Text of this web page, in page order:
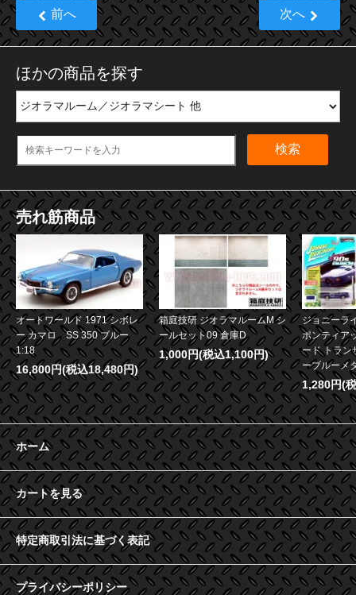
前へ 次へ
ほかの商品を探す
検索
売れ筋商品
オートワールド 1971 シボレ
ー カマロ SS 350 ブルー
1:18
16,800円(税込18,480円)
箱庭技研 ジオラマルームM シ
ールセット09 倉庫D
1,000円(税込1,100円)
ジョニーラ
ポンティア
ード トラン
ーブルーメ
1,280円(
ホーム
カートを見る
特定商取引法に基づく表記
プライバシーポリシー